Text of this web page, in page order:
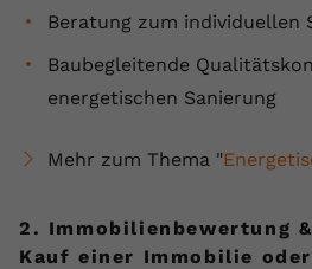
Beratung zum individuellen
Baubegleitende
energetischen Sanierung
Mehr zum Thema "
2. Immobilienbewertung
Kauf einer Immobilie
Zweck
speichern, der
Videos verwendet.
Laufzeit Session